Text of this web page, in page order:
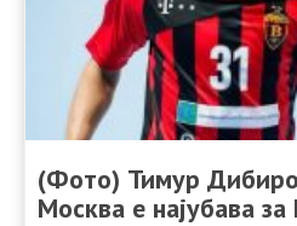
(Фото) Тимур
Москва е најубава